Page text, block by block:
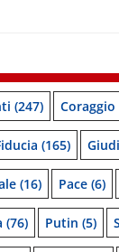
(247) Coraggio
(165)
(16) Pace (6)
(76) Putin (5)